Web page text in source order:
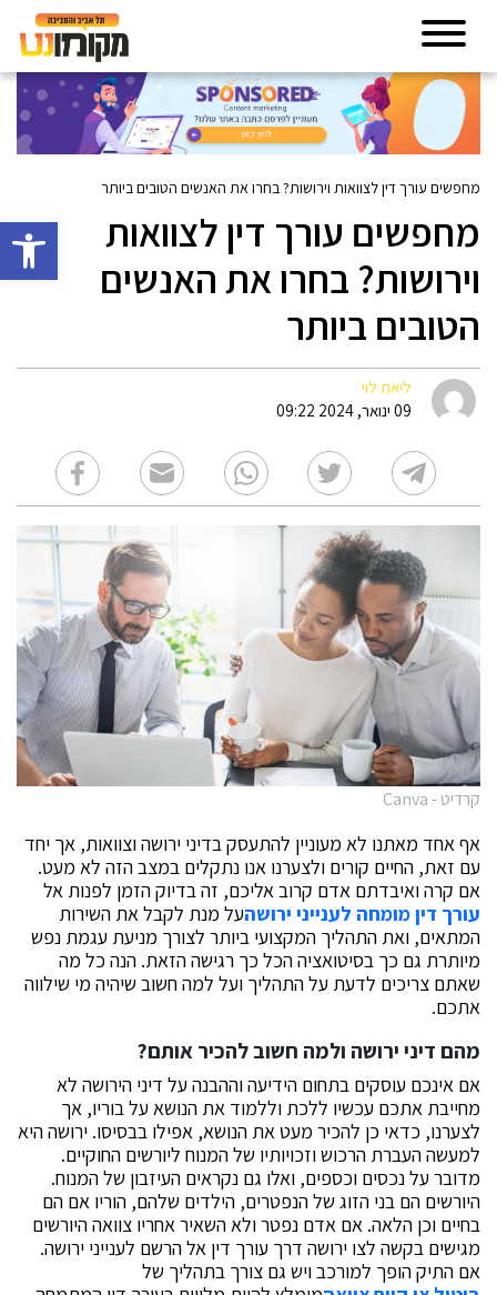
פתח
מחפשים עורך דין לצוואות וירושות? בחרו את האנשים הטובים ביותר
מחפשים עורך דין לצוואות
וירושות? בחרו את האנשים
הטובים ביותר
ליאת לוי
09 ינואר, 2024 09:22
קרדיט - Canva
אף אחד מאתנו לא מעוניין להתעסק בדיני ירושה וצוואות, אך יחד
עם זאת, החיים קורים ולצערנו אנו נתקלים במצב הזה לא מעט.
אם קרה ואיבדתם אדם קרוב אליכם, זה בדיוק הזמן לפנות אל
עורך דין מומחה לענייני ירושהעל מנת לקבל את השירות
המתאים, ואת התהליך המקצועי ביותר לצורך מניעת עגמת נפש
מיותרת גם כך בסיטואציה הכל כך רגישה הזאת. הנה כל מה
שאתם צריכים לדעת על התהליך ועל למה חשוב שיהיה מי שילווה
אתכם.
מהם דיני ירושה ולמה חשוב להכיר אותם?
אם אינכם עוסקים בתחום הידיעה וההבנה על דיני הירושה לא
מחייבת אתכם עכשיו ללכת וללמוד את הנושא על בוריו, אך
לצערנו, כדאי כן להכיר מעט את הנושא, אפילו בבסיסו. ירושה היא
למעשה העברת הרכוש וזכויותיו של המנוח ליורשים החוקיים.
מדובר על נכסים וכספים, ואלו גם נקראים העיזבון של המנוח.
היורשים הם בני הזוג של הנפטרים, הילדים שלהם, הוריו אם הם
בחיים וכן הלאה. אם אדם נפטר ולא השאיר אחריו צוואה היורשים
מגישים בקשה לצו ירושה דרך עורך דין אל הרשם לענייני ירושה.
אם התיק הופך למורכב ויש גם צורך בתהליך של